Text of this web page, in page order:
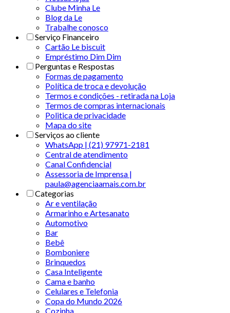
Clube Minha Le
Blog da Le
Trabalhe conosco
Serviço Financeiro
Cartão Le biscuit
Empréstimo Dim Dim
Perguntas e Respostas
Formas de pagamento
Política de troca e devolução
Termos e condições - retirada na Loja
Termos de compras internacionais
Politica de privacidade
Mapa do site
Serviços ao cliente
WhatsApp | (21) 97971-2181
Central de atendimento
Canal Confidencial
Assessoria de Imprensa |
paula@agenciaamais.com.br
Categorias
Ar e ventilação
Armarinho e Artesanato
Automotivo
Bar
Bebê
Bomboniere
Brinquedos
Casa Inteligente
Cama e banho
Celulares e Telefonia
Copa do Mundo 2026
Cozinha